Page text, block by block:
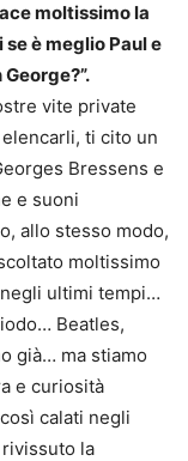
moltissimo la
è meglio Paul e
vite private
ti cito un
Bressens e
e suoni
allo stesso modo,
moltissimo
negli ultimi tempi…
Beatles,
già… ma stiamo
e curiosità
calati negli
la